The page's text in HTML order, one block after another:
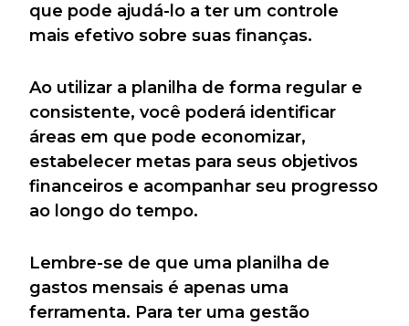
que pode ajudá-lo a ter um controle
mais efetivo sobre suas finanças.
Ao utilizar a planilha de forma regular e
consistente, você poderá identificar
áreas em que pode economizar,
estabelecer metas para seus objetivos
financeiros e acompanhar seu progresso
ao longo do tempo.
Lembre-se de que uma planilha de
gastos mensais é apenas uma
ferramenta. Para ter uma gestão